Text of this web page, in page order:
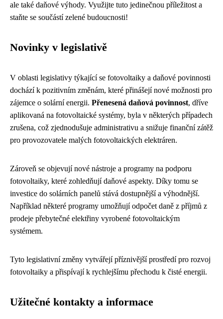
ale také daňové výhody. Využijte tuto jedinečnou příležitost a
staňte se součástí zelené budoucnosti!
Novinky v legislativě
V oblasti legislativy týkající se fotovoltaiky a daňové povinnosti
dochází k pozitivním změnám, které přinášejí nové možnosti pro
zájemce o solární energii. Přenesená daňová povinnost, dříve
aplikovaná na fotovoltaické systémy, byla v některých případech
zrušena, což zjednodušuje administrativu a snižuje finanční zátěž
pro provozovatele malých fotovoltaických elektráren.
Zároveň se objevují nové nástroje a programy na podporu
fotovoltaiky, které zohledňují daňové aspekty. Díky tomu se
investice do solárních panelů stává dostupnější a výhodnější.
Například některé programy umožňují odpočet daně z příjmů z
prodeje přebytečné elektřiny vyrobené fotovoltaickým
systémem.
Tyto legislativní změny vytvářejí příznivější prostředí pro rozvoj
fotovoltaiky a přispívají k rychlejšímu přechodu k čisté energii.
Užitečné kontakty a informace